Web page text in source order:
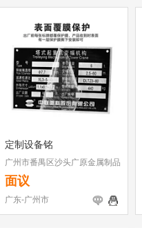
定制设备铭
广州市番禺区沙头广原金属制品
厂
面议
广东-广州市